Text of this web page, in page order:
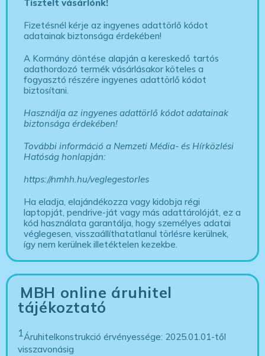
Tisztelt vásárlónk!
Fizetésnél kérje az ingyenes adattörlő kódot
adatainak biztonsága érdekében!
A Kormány döntése alapján a kereskedő tartós
adathordozó termék vásárlásakor köteles a
fogyasztó részére ingyenes adattörlő kódot
biztosítani.
Használja az ingyenes adattörlő kódot adatainak
biztonsága érdekében!
További információ a Nemzeti Média- és Hírközlési
Hatóság honlapján:
https://nmhh.hu/veglegestorles
Ha eladja, elajándékozza vagy kidobja régi
laptopját, pendrive-ját vagy más adattárolóját, ez a
kód használata garantálja, hogy személyes adatai
véglegesen, visszaállíthatatlanul törlésre kerülnek,
így nem kerülnek illetéktelen kezekbe.
MBH online áruhitel
tájékoztató
1Áruhitelkonstrukció érvényessége: 2025.01.01-től
visszavonásig